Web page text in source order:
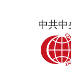
中共中